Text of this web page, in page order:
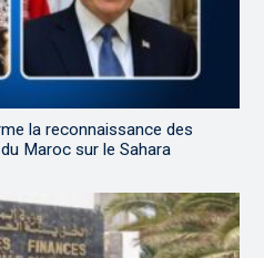
la reconnaissance des
Maroc sur le Sahara